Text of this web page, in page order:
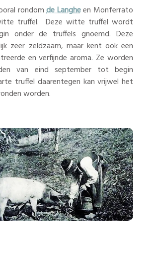
rondomde Langheen Monferrato
truffel. Deze witte truffel wordt
onder de truffels gnoemd. Deze
zeer zeldzaam, maar kent ook een
en verfijnde aroma. Ze worden
van eind september tot begin
truffel daarentegen kan vrijwel het
worden.